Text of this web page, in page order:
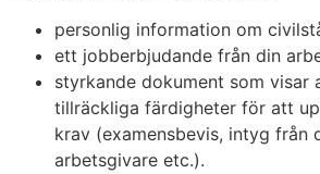
personlig information om
ett jobberbjudande från din
styrkande dokument som visar
tillräckliga färdigheter för att
krav (examensbevis, intyg från
arbetsgivare etc.).